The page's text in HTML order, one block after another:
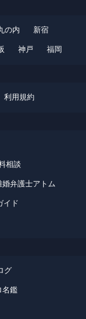
の内 新宿
神戸 福岡
利用規約
相談
婚弁護士アトム
イド
グ
名鑑